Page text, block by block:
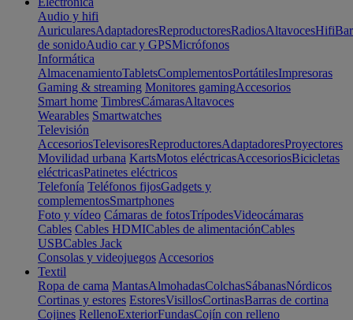
Audio y hifi
AuricularesAdaptadoresReproductoresRadiosAltavocesHifi
de sonidoAudio car y GPSMicrófonos
Informática
AlmacenamientoTabletsComplementosPortátilesImpresoras
Gaming & streaming Monitores gamingAccesorios
Smart home TimbresCámarasAltavoces
Wearables Smartwatches
Televisión
AccesoriosTelevisoresReproductoresAdaptadoresProyectores
Movilidad urbana KartsMotos eléctricasAccesoriosBicicletas
eléctricasPatinetes eléctricos
Telefonía Teléfonos fijosGadgets y
complementosSmartphones
Foto y vídeo Cámaras de fotosTrípodesVideocámaras
Cables Cables HDMICables de alimentaciónCables
USBCables Jack
Consolas y videojuegos Accesorios
Textil
Ropa de cama MantasAlmohadasColchasSábanasNórdicos
Cortinas y estores EstoresVisillosCortinasBarras de cortina
Cojines RellenoExteriorFundasCojín con relleno